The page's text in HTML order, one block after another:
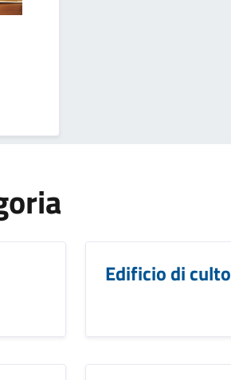
Edificio di culto